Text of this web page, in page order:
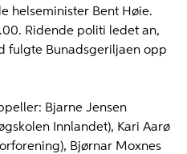
helseminister Bent Høie.
Ridende politi ledet an,
fulgte Bunadsgeriljaen opp
Bjarne Jensen
Innlandet), Kari Aarø
Bjørnar Moxnes